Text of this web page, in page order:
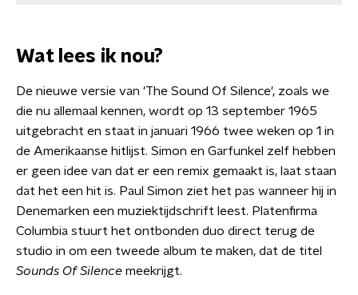
Wat lees ik nou?
De nieuwe versie van 'The Sound Of Silence', zoals we
die nu allemaal kennen, wordt op 13 september 1965
uitgebracht en staat in januari 1966 twee weken op 1 in
de Amerikaanse hitlijst. Simon en Garfunkel zelf hebben
er geen idee van dat er een remix gemaakt is, laat staan
dat het een hit is. Paul Simon ziet het pas wanneer hij in
Denemarken een muziektijdschrift leest. Platenfirma
Columbia stuurt het ontbonden duo direct terug de
studio in om een tweede album te maken, dat de titel
Sounds Of Silence meekrijgt.